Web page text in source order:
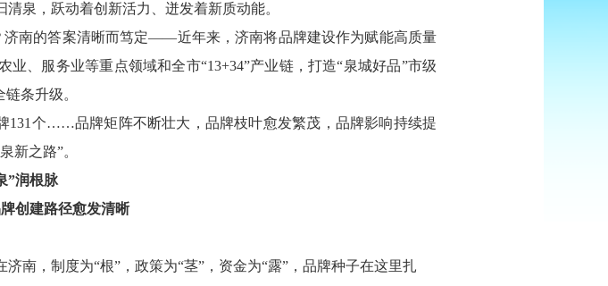
泉，跃动着创新活力、迸发着新质动能。
济南的答案清晰而笃定——近年来，济南将品牌建设作为赋能高质量
、服务业等重点领域和全市“13+34”产业链，打造“泉城好品”市级
条升级。
131个……品牌矩阵不断壮大，品牌枝叶愈发繁茂，品牌影响持续提
新之路”。
”润根脉
创建路径愈发清晰
南，制度为“根”，政策为“茎”，资金为“露”，品牌种子在这里扎